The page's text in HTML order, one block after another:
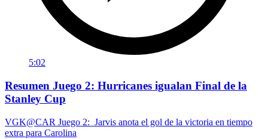
5:02
Resumen Juego 2: Hurricanes igualan Final de la
Stanley Cup
VGK@CAR Juego 2: Jarvis anota el gol de la victoria en tiempo
extra para Carolina